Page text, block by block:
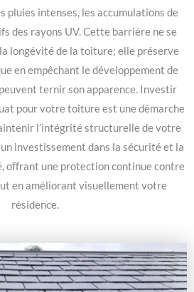
pluies intenses, les accumulations de
des rayons UV. Cette barrière ne se
longévité de la toiture; elle préserve
en empêchant le développement de
ternir son apparence. Investir
pour votre toiture est une démarche
l’intégrité structurelle de votre
investissement dans la sécurité et la
offrant une protection continue contre
en améliorant visuellement votre
résidence.